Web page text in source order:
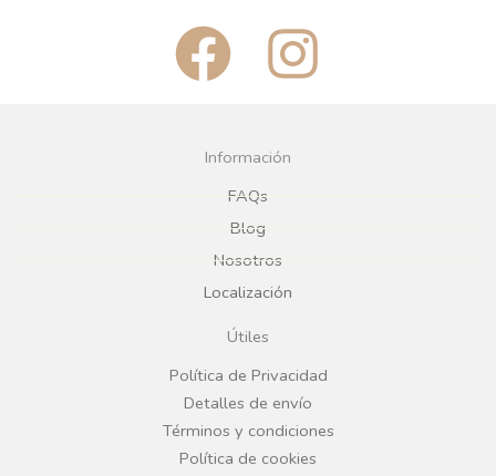
F
a
c
e
b
o
o
k
I
n
g
r
a
Información
FAQs
Blog
Nosotros
Localización
Útiles
Política de Privacidad
Detalles de envío
Términos y condiciones
Política de cookies